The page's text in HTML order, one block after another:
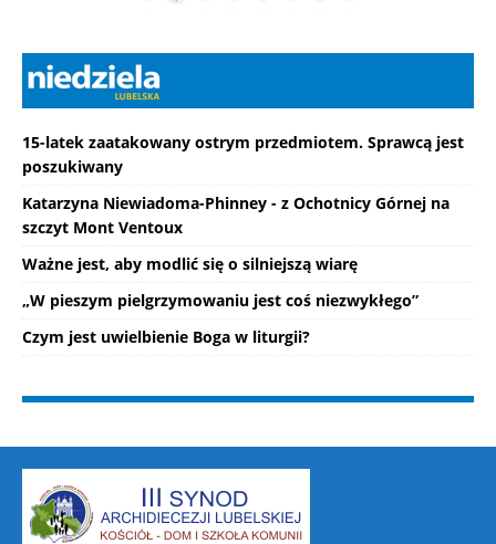
15-latek zaatakowany ostrym przedmiotem. Sprawcą jest
poszukiwany
Katarzyna Niewiadoma-Phinney - z Ochotnicy Górnej na
szczyt Mont Ventoux
Ważne jest, aby modlić się o silniejszą wiarę
„W pieszym pielgrzymowaniu jest coś niezwykłego”
Czym jest uwielbienie Boga w liturgii?